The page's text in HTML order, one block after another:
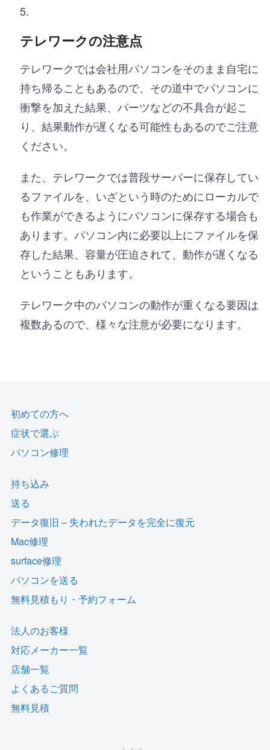
テレワークの注意点
テレワークでは会社用パソコンをそのまま自宅に
持ち帰ることもあるので、その道中でパソコンに
衝撃を加えた結果、パーツなどの不具合が起こ
り、結果動作が遅くなる可能性もあるのでご注意
ください。
また、テレワークでは普段サーバーに保存してい
るファイルを、いざという時のためにローカルで
も作業ができるようにパソコンに保存する場合も
あります。パソコン内に必要以上にファイルを保
存した結果、容量が圧迫されて、動作が遅くなる
ということもあります。
テレワーク中のパソコンの動作が重くなる要因は
複数あるので、様々な注意が必要になります。
初めての方へ
症状で選ぶ
パソコン修理
持ち込み
送る
データ復旧 – 失われたデータを完全に復元
Mac修理
surface修理
パソコンを送る
無料見積もり・予約フォーム
法人のお客様
対応メーカー一覧
店舗一覧
よくあるご質問
無料見積